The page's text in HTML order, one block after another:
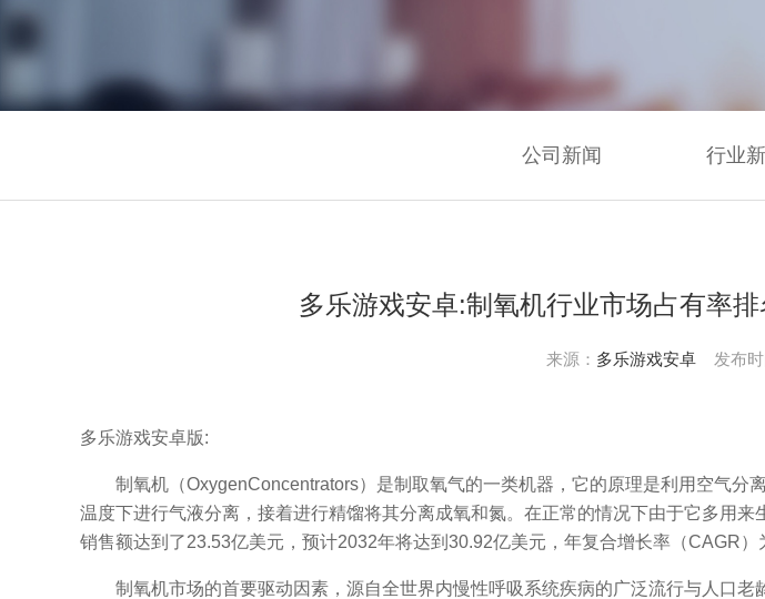
公司新闻 行业
多乐游戏安卓:制氧机行业市场占有率
来源： 多乐游戏安卓 发布时
多乐游戏安卓版:
制氧机（OxygenConcentrators）是制取氧气的一类机器，它的原理是利用空气分
温度下进行气液分离，接着进行精馏将其分离成氧和氮。在正常的情况下由于它多用
销售额达到了23.53亿美元，预计2032年将达到30.92亿美元，年复合增长率（CAGR）
制氧机市场的首要驱动因素，源自全世界内慢性呼吸系统疾病的广泛流行与人口老